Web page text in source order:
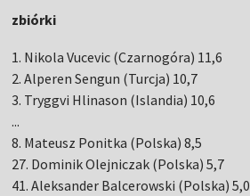
zbiórki
1. Nikola Vucevic (Czarnogóra) 11,6
2. Alperen Sengun (Turcja) 10,7
3. Tryggvi Hlinason (Islandia) 10,6
...
8. Mateusz Ponitka (Polska) 8,5
27. Dominik Olejniczak (Polska) 5,7
41. Aleksander Balcerowski (Polska) 5,0